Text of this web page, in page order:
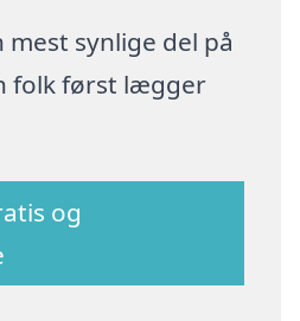
mest synlige del på
folk først lægger
og